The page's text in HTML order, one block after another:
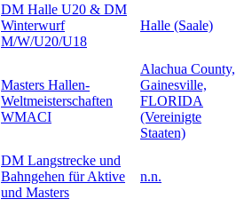
DM Halle U20 & DM
Winterwurf
M/W/U20/U18
Halle (Saale)
Masters Hallen-
Weltmeisterschaften
WMACI
Alachua County,
Gainesville,
FLORIDA
(Vereinigte
Staaten)
DM Langstrecke und
Bahngehen für Aktive
und Masters
n.n.